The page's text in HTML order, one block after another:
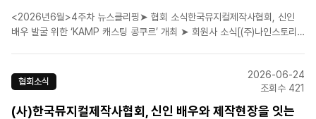
<2026년6월>4주차 뉴스클리핑➤ 협회 소식한국뮤지컬제작사협회, 신인
배우 발굴 위한 ‘KAMP 캐스팅 콩쿠르’ 개최 ➤ 회원사 소식[(주)나인스토리]
틴/2026.6.23-2026..
협회소식
2026-06-24
조회수 421
(사)한국뮤지컬제작사협회, 신인 배우와 제작현장을 잇는